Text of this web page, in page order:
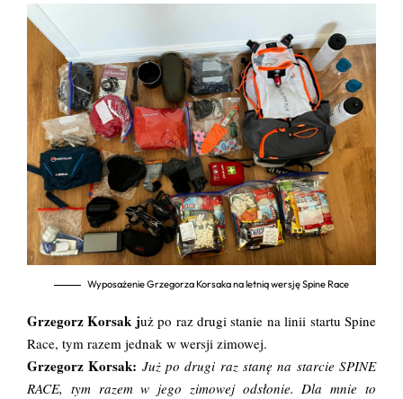
Wyposażenie Grzegorza Korsaka na letnią wersję Spine Race
Grzegorz Korsak już po raz drugi stanie na linii startu Spine
Race, tym razem jednak w wersji zimowej.
Grzegorz Korsak: Już po drugi raz stanę na starcie SPINE
RACE, tym razem w jego zimowej odsłonie. Dla mnie to